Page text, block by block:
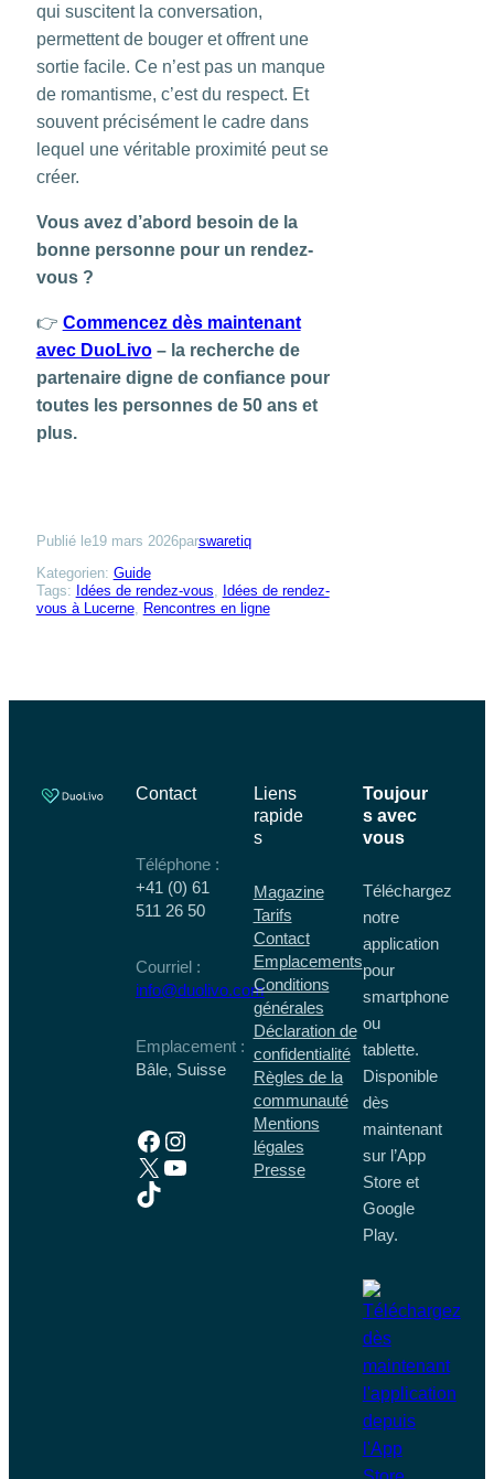
qui suscitent la conversation,
permettent de bouger et offrent une
sortie facile. Ce n’est pas un manque
de romantisme, c’est du respect. Et
souvent précisément le cadre dans
lequel une véritable proximité peut se
créer.
Vous avez d’abord besoin de la
bonne personne pour un rendez-
vous ?
👉 Commencez dès maintenant
avec DuoLivo– la recherche de
partenaire digne de confiance pour
toutes les personnes de 50 ans et
plus.
Publié le19 mars 2026parswaretiq
Kategorien: Guide
Tags: Idées de rendez-vous
Idées de rendez-
vous à Lucerne, Rencontres en ligne
Contact
Téléphone :
+41 (0) 61
511 26 50
Courriel :
info@duolivo.com
Emplacement :
Bâle, Suisse
Facebook
Instagram
X YouTube
TikTok
Liens
rapide
s
Magazine
Tarifs
Contact
Emplacements
Conditions
générales
Déclaration de
confidentialité
Règles de la
communauté
Mentions
légales
Presse
Toujour
s avec
vous
Téléchargez
notre
application
pour
smartphone
ou
tablette.
Disponible
dès
maintenant
sur l’App
Store et
Google
Play.